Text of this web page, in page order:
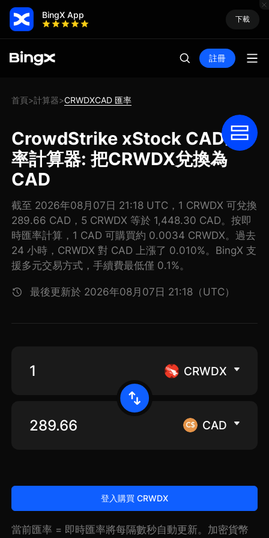
BingX App 下載
註冊
首頁>計算器>CRWDXCAD 匯率
CrowdStrike xStock CAD匯
率計算器: 把CRWDX兌換為
CAD
截至 2026年08月07日 21:18 UTC，1 CRWDX 可兌換
289.66 CAD，5 CRWDX 等於 1,448.30 CAD。按即
時匯率計算，1 CAD 可購買約 0.0034 CRWDX。過去
24 小時，CRWDX 對 CAD 上漲了 0.010%。BingX 支
援多元交易方式，手續費最低僅 0.1%。
最後更新於 2026年08月07日 21:18（UTC）
CRWDX
CAD
登入購買 CRWDX
當前匯率 = 即時匯率將每隔數秒自動更新。加密貨幣